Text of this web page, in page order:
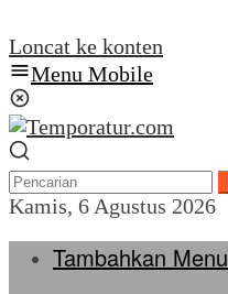
Loncat ke konten
Menu Mobile
Kamis, 6 Agustus 2026
Tambahkan Menu